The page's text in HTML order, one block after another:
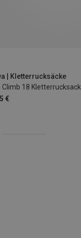
| Kletterrucksäcke
Climb 18 Kletterrucksack
€